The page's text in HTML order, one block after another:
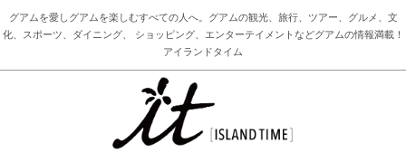
グアムを愛しグアムを楽しむすべての人へ。グアムの観光、旅行、ツアー、グルメ、文
化、スポーツ、ダイニング、 ショッピング、エンターテイメントなどグアムの情報満載！
アイランドタイム